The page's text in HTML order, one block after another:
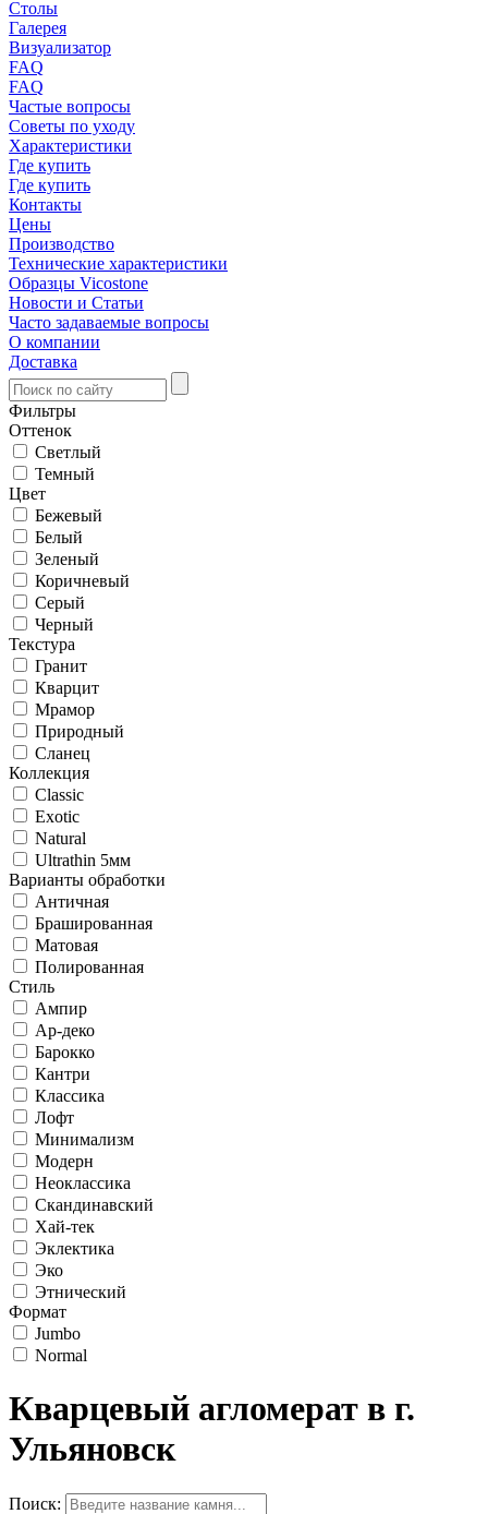
Столы
Галерея
Визуализатор
FAQ
FAQ
Частые вопросы
Советы по уходу
Характеристики
Где купить
Где купить
Контакты
Цены
Производство
Технические характеристики
Образцы Vicostone
Новости и Статьи
Часто задаваемые вопросы
О компании
Доставка
Фильтры
Оттенок
Светлый
Темный
Цвет
Бежевый
Белый
Зеленый
Коричневый
Серый
Черный
Текстура
Гранит
Кварцит
Мрамор
Природный
Сланец
Коллекция
Classic
Exotic
Natural
Ultrathin 5мм
Варианты обработки
Античная
Брашированная
Матовая
Полированная
Стиль
Ампир
Ар-деко
Барокко
Кантри
Классика
Лофт
Минимализм
Модерн
Неоклассика
Скандинавский
Хай-тек
Эклектика
Эко
Этнический
Формат
Jumbo
Normal
Кварцевый агломерат в г.
Ульяновск
Поиск: